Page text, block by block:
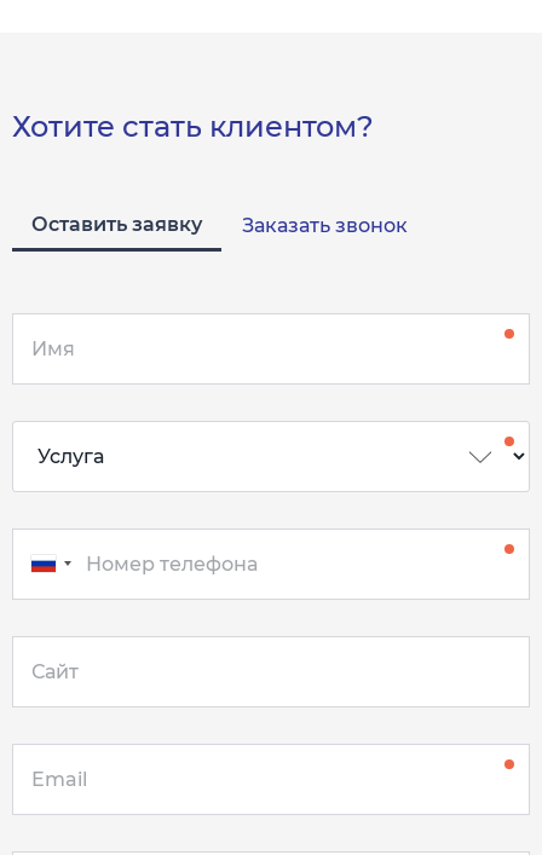
Хотите стать клиентом?
Оставить заявку Заказать звонок